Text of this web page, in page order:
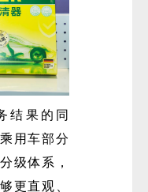
结果的同
用车部分
级体系，
更直观、